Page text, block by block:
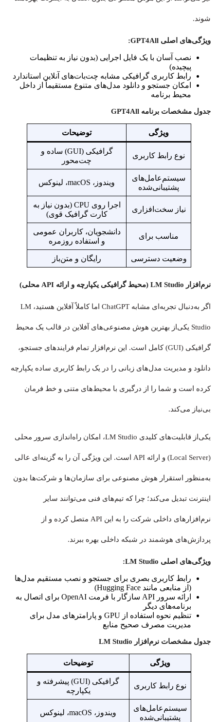
شوند.
ویژگی‌های اصلی GPT4All:
نصب آسان با یک فایل اجرایی (بدون نیاز به تنظیمات
پیچیده)
رابط کاربری گرافیکی مشابه چت‌بات‌های آنلاین استاندارد
امکان جستجو و دانلود مدل‌های متنوع مستقیماً از داخل
محیط برنامه
جدول مشخصات برنامه GPT4All
ویژگی توضیحات
نوع رابط کاربری
گرافیکی (GUI) ساده و
چت‌محور
سیستم‌عامل‌های
پشتیبانی‌شده
ویندوز، macOS، لینوکس
نیاز سخت‌افزاری
اجرا روی CPU (بدون نیاز به
کارت گرافیک قوی)
مناسب برای
دانشجویان، کاربران عمومی
و استفاده روزمره
وضعیت دسترسی رایگان و متن‌باز
نرم‌افزار LM Studio (محیط گرافیکی یکپارچه و ارائه API محلی)
اگر به‌دنبال تجربه‌ای مشابه ChatGPT اما کاملاً آفلاین هستید، LM
Studio یکی‌از بهترین هوش مصنوعی‌های آفلاین در قالب یک محیط
گرافیکی (GUI) کامل است. این نرم‌افزار تمام فرایندهای جستجو،
دانلود و مدیریت مدل‌های زبانی را در یک رابط کاربری ساده یکپارچه
کرده است و شما را از درگیری با محیط‌های متنی و خط فرمان
بی‌نیاز می‌کند.
یکی‌از قابلیت‌های کلیدی LM Studio، امکان راه‌اندازی سرور محلی
(Local Server) و ارائه API است. این ویژگی آن را به گزینه‌ای عالی
به‌منظور استقرار هوش مصنوعی برای سازمان‌ها و شرکت‌ها بدون
اینترنت تبدیل می‌کند؛ چرا که تیم‌های فنی می‌توانند سایر
نرم‌افزارهای داخلی شرکت را به این API متصل کرده و از
پردازش‌های هوشمند در شبکه داخلی بهره ببرند.
ویژگی‌های اصلی LM Studio:
رابط کاربری بصری برای جستجو و نصب مستقیم مدل‌ها
(از منابعی مانند Hugging Face)
ارائه سرور API سازگار با فرمت OpenAI برای اتصال به
برنامه‌های دیگر
تنظیم نحوه استفاده از GPU و پارامترهای مدل برای
مدیریت مصرف صحیح منابع
جدول مشخصات نرم‌افزار LM Studio
ویژگی توضیحات
نوع رابط کاربری
گرافیکی (GUI) پیشرفته و
یکپارچه
سیستم‌عامل‌های
پشتیبانی‌شده
ویندوز، macOS، لینوکس